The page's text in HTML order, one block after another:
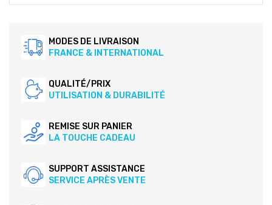
MODES DE LIVRAISON
FRANCE & INTERNATIONAL
QUALITÉ/PRIX
UTILISATION & DURABILITÉ
REMISE SUR PANIER
LA TOUCHE CADEAU
SUPPORT ASSISTANCE
SERVICE APRÈS VENTE